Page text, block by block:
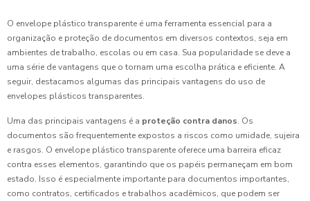
O envelope plástico transparente é uma ferramenta essencial para a
organização e proteção de documentos em diversos contextos, seja em
ambientes de trabalho, escolas ou em casa. Sua popularidade se deve a
uma série de vantagens que o tornam uma escolha prática e eficiente. A
seguir, destacamos algumas das principais vantagens do uso de
envelopes plásticos transparentes.
Uma das principais vantagens é a proteção contra danos. Os
documentos são frequentemente expostos a riscos como umidade, sujeira
e rasgos. O envelope plástico transparente oferece uma barreira eficaz
contra esses elementos, garantindo que os papéis permaneçam em bom
estado. Isso é especialmente importante para documentos importantes,
como contratos, certificados e trabalhos acadêmicos, que podem ser